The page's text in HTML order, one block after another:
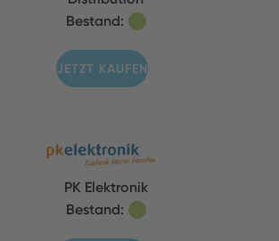
Bestand:
JETZT KAUFEN
PK Elektronik
Bestand: